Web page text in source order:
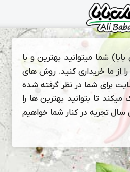
شما میتوانید بهترین و با
از ما خریداری کنید. روش های
برای شما در نظر گرفته شده
تا بتوانید بهترین ها را
سال تجربه در کنار شما خواهیم